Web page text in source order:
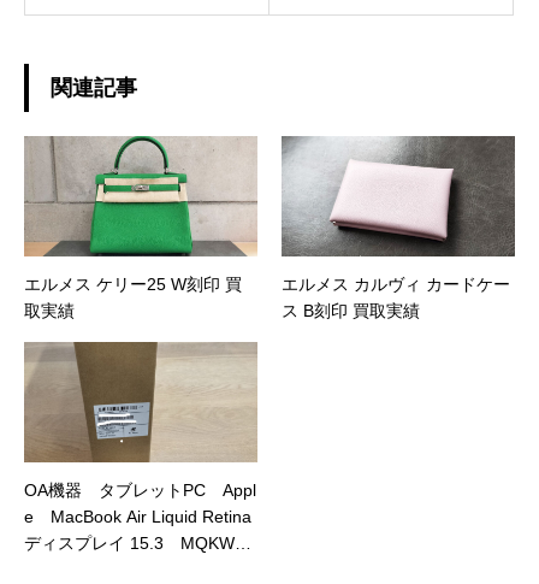
関連記事
エルメス ケリー25 W刻印 買
取実績
エルメス カルヴィ カードケー
ス B刻印 買取実績
OA機器 タブレットPC Appl
e MacBook Air Liquid Retina
ディスプレイ 15.3 MQKW3J/